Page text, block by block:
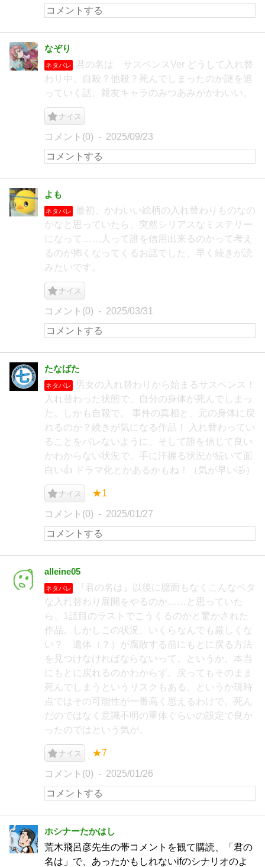
なぞり
ネタバレ
君の名は サスペンスVer どうして入れ替
わり中、自殺？他殺？死んでしまったのか謎を追
っていく話。親友キャラのみつあみがかわいい。
ナイス
コメント(0) 2025/09/23
よも
ネタバレ
最初、かわいい絵柄の入れ替わりものなの
かなと思っていたら、突然シリアスなミステリー
になって……人って誰を信用出来るのかって考え
るのが怖くなってくるお話でした、早く続きが読
みたいです。
ナイス
コメント(0) 2025/03/31
たなばた
ネタバレ
男女の入れ替わりから始まるサスペンス！
入れ替わった状態で、自分の身体が死んでしまっ
た。しかも自殺で。 事件の真相と、元の身体に戻
れるのか？続きが気になる作品！ 入れ替わってい
ることをバレないように、そして誰を信じて良い
かわからない状況で、手に汗握る状況が続いて面
白い👍 ドラマ化とかあるかもね！（気が早い🤣）
ナイス ★1
コメント(0) 2025/01/27
alleine05
ネタバレ
『君の名は』以後に臆面もなくこんなベタ
な入れ替わり展開をやるのか……と思っていた
ら、1話目のラストでこうくるのかと驚かされた
作品。しかしこの状況、いくらなんでも厳しくな
い？ 遺体（？）が腐敗する前にもとに戻る方法
を見つけなければならないって。というか、本当
にもとに戻れるのかわからず、戻ってもそのまま
死んでしまうというリスクもある、というか現時
点ではその可能性が一番高く思えるわけで。死ん
だのではなく意識不明の重体ぐらいの設定で良か
ったのではという気が。
ナイス ★7
コメント(0) 2025/01/26
ホシナーたかはし
荒木飛呂彦先生の帯コメントを観て購読、「君の
名は」で、あったかもしれないifのシナリオのよ